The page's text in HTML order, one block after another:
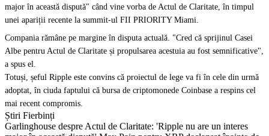
major în această dispută" când vine vorba de Actul de Claritate, în timpul
unei apariții recente la summit-ul FII PRIORITY Miami.
Compania rămâne pe margine în disputa actuală. "Cred că sprijinul Casei
Albe pentru Actul de Claritate și propulsarea acestuia au fost semnificative",
a spus el.
Totuși, șeful Ripple este convins că proiectul de lege va fi în cele din urmă
adoptat, în ciuda faptului că bursa de criptomonede Coinbase a respins cel
mai recent compromis.
Știri Fierbinți
Garlinghouse despre Actul de Claritate: 'Ripple nu are un interes